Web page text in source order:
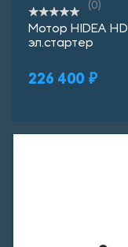
(0)
Мотор HIDEA
эл.стартер
226 400 ₽